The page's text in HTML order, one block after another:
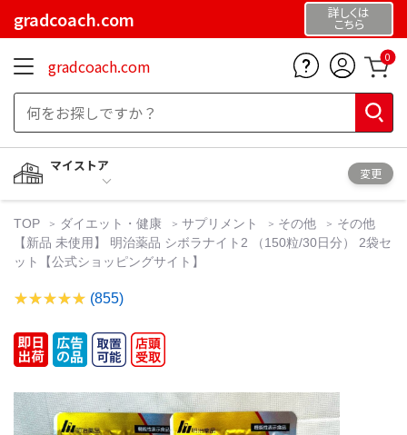
gradcoach.com 詳しくは
こちら
gradcoach.com 0
マイストア
変更
TOP ダイエット・健康 サプリメント その他
その他
【新品 未使用】 明治薬品 シボラナイト2 （150粒/30日分） 2袋セ
ット【公式ショッピングサイト】
(855)